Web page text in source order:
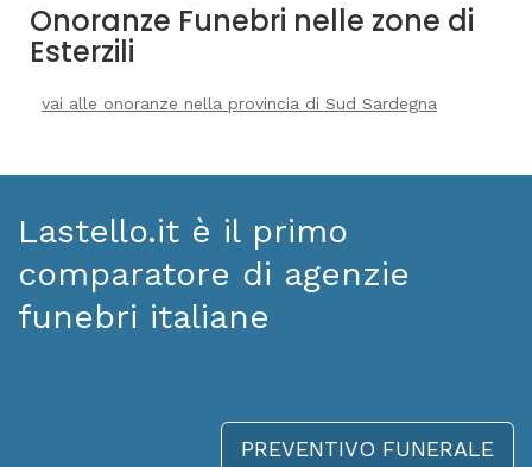
Onoranze Funebri nelle zone di
Esterzili
vai alle onoranze nella provincia di Sud Sardegna
Lastello.it è il primo
comparatore di agenzie
funebri italiane
PREVENTIVO FUNERALE